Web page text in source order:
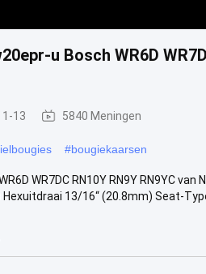
u Bosch WR6D
13 5840 Meningen
#bougiekaarsen
WR7DC RN10Y RN9Y RN9YC van
13/16“ (20.8mm) Seat-Type